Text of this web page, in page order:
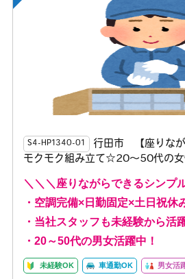
S4-HP1340-01
行田市 【座りな
モクモク組み立て☆20～50代の女
＼＼＼座りながらできるシンプ
・空調完備×日勤固定×土日祝休
・当社スタッフも未経験から活
・20～50代の男女活躍中！
未経験OK 車通勤OK 男女活